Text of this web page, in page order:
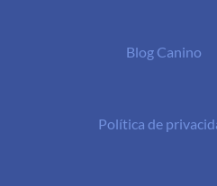
Blog Canino
Política de